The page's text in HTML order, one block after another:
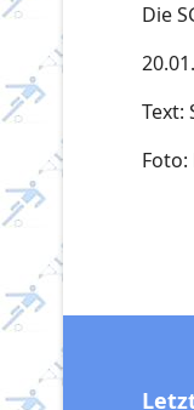
Die
Text:
Foto: